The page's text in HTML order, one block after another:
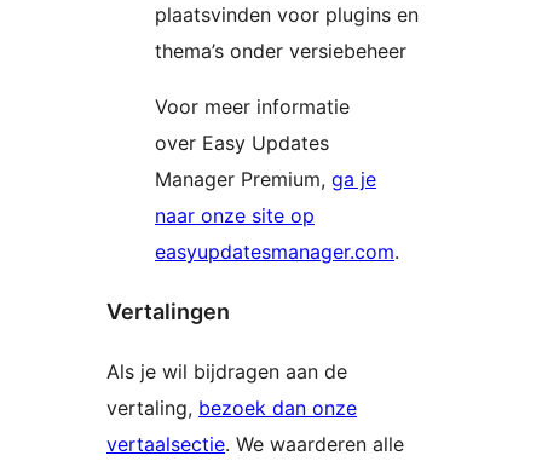
plaatsvinden voor plugins en
thema’s onder versiebeheer
Voor meer informatie
over Easy Updates
Manager Premium, ga je
naar onze site op
easyupdatesmanager.com.
Vertalingen
Als je wil bijdragen aan de
vertaling, bezoek dan onze
vertaalsectie. We waarderen alle